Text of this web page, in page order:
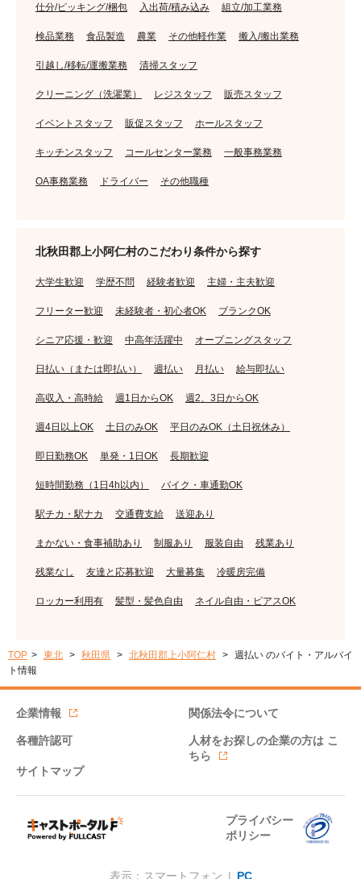
仕分/ピッキング/梱包 入出荷/積み込み 組立/加工業務
検品業務 食品製造 農業 その他軽作業 搬入/搬出業務
引越し/移転/運搬業務 清掃スタッフ
クリーニング（洗濯業） レジスタッフ 販売スタッフ
イベントスタッフ 販促スタッフ ホールスタッフ
キッチンスタッフ コールセンター業務 一般事務業務
OA事務業務 ドライバー その他職種
北秋田郡上小阿仁村のこだわり条件から探す
大学生歓迎 学歴不問 経験者歓迎 主婦・主夫歓迎
フリーター歓迎 未経験者・初心者OK ブランクOK
シニア応援・歓迎 中高年活躍中 オープニングスタッフ
日払い（または即払い） 週払い 月払い 給与即払い
高収入・高時給 週1日からOK 週2、3日からOK
週4日以上OK 土日のみOK 平日のみOK（土日祝休み）
即日勤務OK 単発・1日OK 長期歓迎
短時間勤務（1日4h以内） バイク・車通勤OK
駅チカ・駅ナカ 交通費支給 送迎あり
まかない・食事補助あり 制服あり 服装自由 残業あり
残業なし 友達と応募歓迎 大量募集 冷暖房完備
ロッカー利用有 髪型・髪色自由 ネイル自由・ピアスOK
TOP 東北 秋田県 北秋田郡上小阿仁村
週払い のバイト・アルバイ
ト情報
企業情報 関係法令について
各種許認可 人材をお探しの企業の方は こ
ちら
サイトマップ
プライバシー
ポリシー
表示：スマートフォン | PC